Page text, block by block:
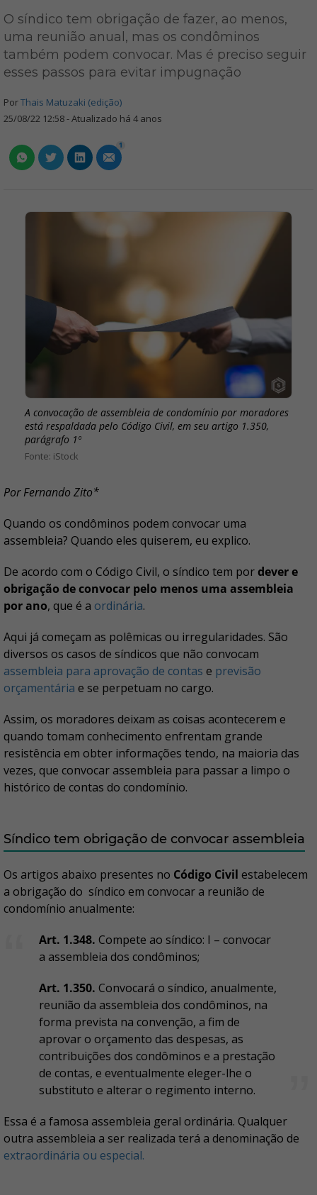
O síndico tem obrigação de fazer, ao menos,
uma reunião anual, mas os condôminos
também podem convocar. Mas é preciso seguir
esses passos para evitar impugnação
PorThais Matuzaki (edição)
25/08/22 12:58 - Atualizado há 4 anos
1
A convocação de assembleia de condomínio por moradores
está respaldada pelo Código Civil, em seu artigo 1.350,
parágrafo 1º
iStock
Por Fernando Zito*
Quando os condôminos podem convocar uma
assembleia? Quando eles quiserem, eu explico.
De acordo com o Código Civil, o síndico tem pordever e
obrigação de convocar pelo menos uma assembleia
por ano, que é a ordinária.
Aqui já começam as polêmicas ou irregularidades. São
diversos os casos de síndicos que não convocam
assembleia para aprovação de contas e previsão
orçamentária e se perpetuam no cargo.
Assim, os moradores deixam as coisas acontecerem e
quando tomam conhecimento enfrentam grande
resistência em obter informações tendo, na maioria das
vezes, que convocar assembleia para passar a limpo o
histórico de contas do condomínio.
Síndico tem obrigação de convocar assembleia
Os artigos abaixo presentes no Código Civil estabelecem
a obrigação do síndico em convocar a reunião de
condomínio anualmente:
Art. 1.348. Compete ao síndico: I – convocar
a assembleia dos condôminos;
Art. 1.350. Convocará o síndico, anualmente,
reunião da assembleia dos condôminos, na
forma prevista na convenção, a fim de
aprovar o orçamento das despesas, as
contribuições dos condôminos e a prestação
de contas, e eventualmente eleger-lhe o
substituto e alterar o regimento interno.
Essa é a famosa assembleia geral ordinária. Qualquer
outra assembleia a ser realizada terá a denominação de
extraordinária ou especial.